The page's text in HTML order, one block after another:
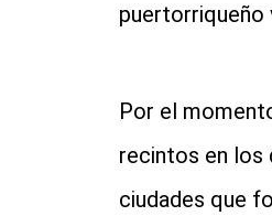
puertorriqueño
Por el
recintos en los
ciudades que